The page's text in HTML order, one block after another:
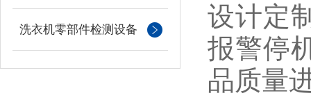
洗衣机零部件检测设备
设计定
报警停
品质量